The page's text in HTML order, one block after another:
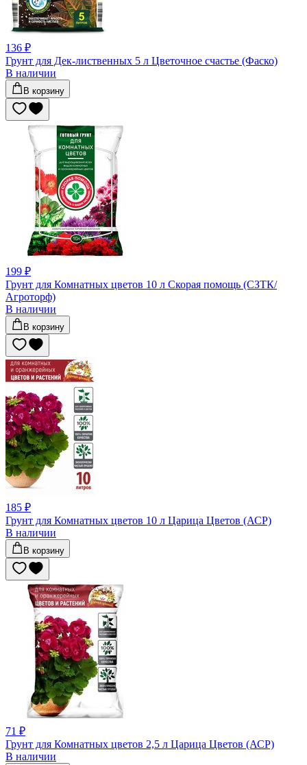
136 ₽
Грунт для Дек-лиственных 5 л Цветочное счастье (Фаско)
В наличии
В корзину
199 ₽
Грунт для Комнатных цветов 10 л Скорая помощь (СЗТК/
Агроторф)
В наличии
В корзину
185 ₽
Грунт для Комнатных цветов 10 л Царица Цветов (АСР)
В наличии
В корзину
71 ₽
Грунт для Комнатных цветов 2,5 л Царица Цветов (АСР)
В наличии